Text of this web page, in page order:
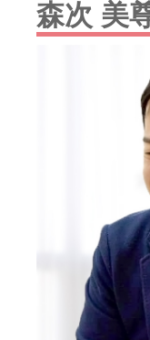
森次 美